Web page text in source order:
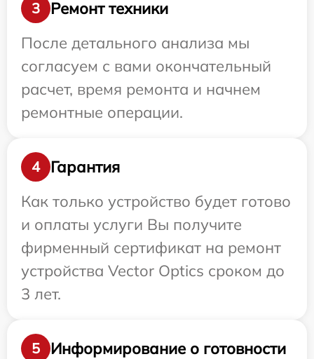
3
Ремонт техники
После детального анализа мы
согласуем с вами окончательный
расчет, время ремонта и начнем
ремонтные операции.
4
Гарантия
Как только устройство будет готово
и оплаты услуги Вы получите
фирменный сертификат на ремонт
устройства Vector Optics сроком до
3 лет.
5
Информирование о готовности